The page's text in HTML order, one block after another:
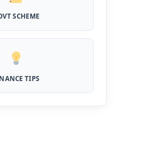
Home Loan Yojana: गरीब
हुई प्रधानमंत्री होम लोन योजना, 25
के आवेदन हुए शुरू, इस प्रकार ले सकते
लोन
के तहत मिलता है तगड़ा लोन, साथ ही
SCHEME
TIPS